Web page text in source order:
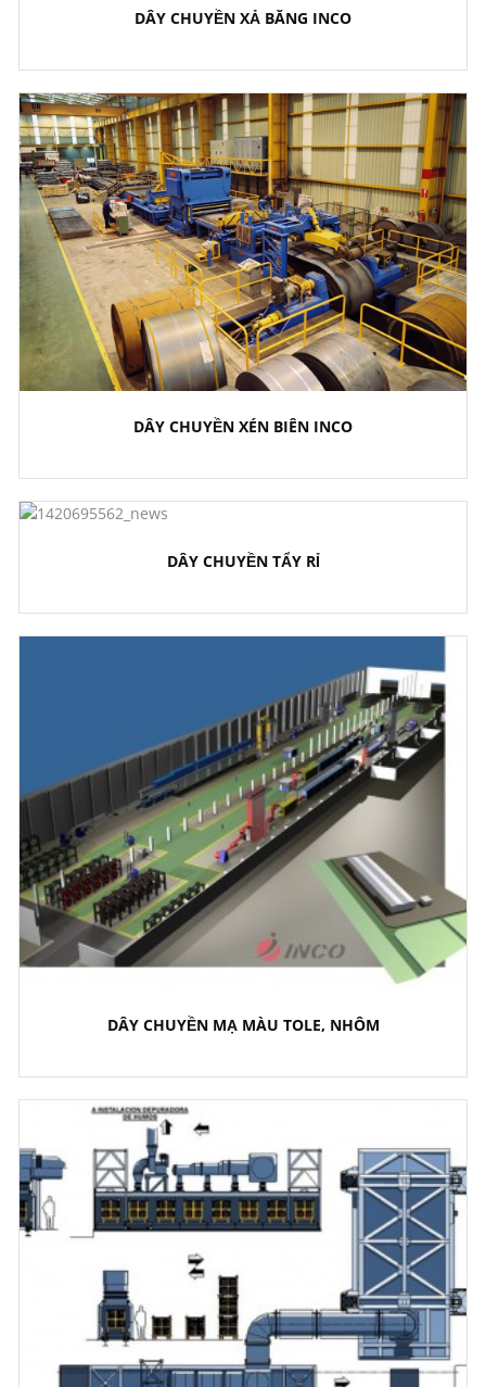
DÂY CHUYỀN XẢ BĂNG INCO
DÂY CHUYỀN XÉN BIÊN INCO
DÂY CHUYỀN TẨY RỈ
DÂY CHUYỀN MẠ MÀU TOLE, NHÔM